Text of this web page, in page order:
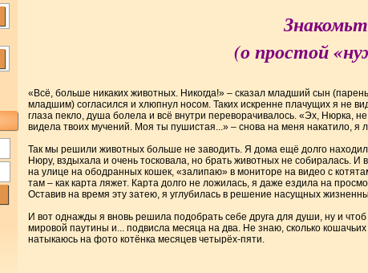
(о простой
«Всё, больше никаких животных. Никогда!» – сказал младший сын
младшим) согласился и хлюпнул носом. Таких искренне плачущих я не
глаза пекло, душа болела и всё внутри переворачивалось. «Эх, Нюрка,
видела твоих мучений. Моя ты пушистая...» – снова на меня накатило, я
Так мы решили животных больше не заводить. Я дома ещё долго
Нюру, вздыхала и очень тосковала, но брать животных не собиралась. И
на улице на ободранных кошек, «залипаю» в мониторе на видео с
там – как карта ляжет. Карта долго не ложилась, я даже ездила на
Оставив на время эту затею, я углубилась в решение насущных
И вот однажды я вновь решила подобрать себе друга для души, ну и
мировой паутины и... подвисла месяца на два. Не знаю, сколько
натыкаюсь на фото котёнка месяцев четырёх-пяти.